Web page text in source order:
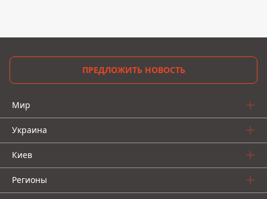
ПРЕДЛОЖИТЬ НОВОСТЬ
Мир
Украина
Киев
Регионы